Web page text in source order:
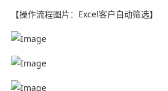
【操作流程图片：Excel客户自动筛选】